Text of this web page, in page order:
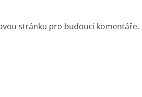
stránku pro budoucí komentáře.